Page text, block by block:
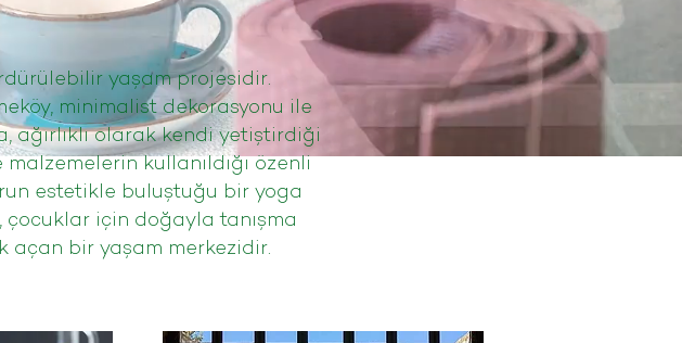
yaşam projesidir.
minimalist dekorasyonu ile
ağırlıklı olarak kendi yetiştirdiği
kullanıldığı özenli
estetikle buluştuğu bir yoga
çocuklar için doğayla tanışma
açan bir yaşam merkezidir.